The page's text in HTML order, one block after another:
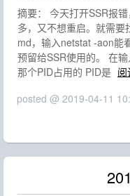
摘要： 今天打开SSR报
多，又不想重启。就需
md，输入netstat -aon能
预留给SSR使用的。 在
那个PID占用的 PID是
posted @ 2019-04-11